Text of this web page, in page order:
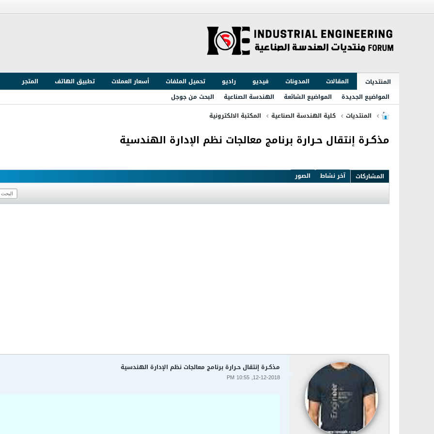
المنتديات المقالات المدونات فيديو راديو تحميل الملفات أسعار العملات تطبيق الهاتف
المتجر
المواضيع الجديدة
المواضيع الشائعة الهندسة الصناعية
البحث من جوجل
المنتديات
كلية الهندسة الصناعية المكتبة الالكترونية
مذكـرة إنتقال حـرارة برنامج معالجات نظم الإدارة الهندسية
المشاركات آخر نشاط الصور
مذكـرة إنتقال حـرارة برنامج معالجات نظم الإدارة الهندسية
12-12-2018, 10:55 PM